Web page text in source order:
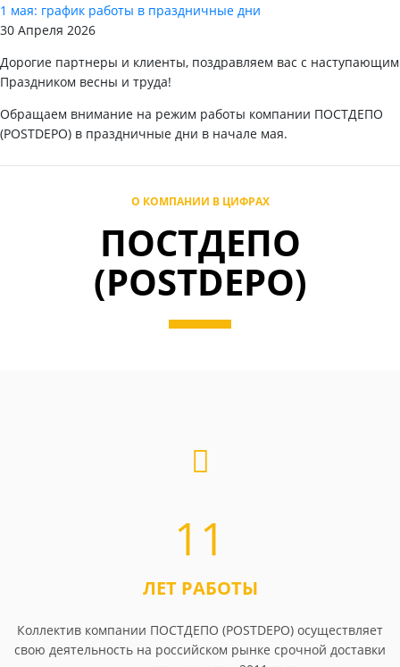
1 мая: график работы в праздничные дни
30 Апреля 2026
Дорогие партнеры и клиенты, поздравляем вас с наступающим
Праздником весны и труда!
Обращаем внимание на режим работы компании ПОСТДЕПО
(POSTDEPO) в праздничные дни в начале мая.
О КОМПАНИИ В ЦИФРАХ
ПОСТДЕПО
(POSTDEPO)
11
ЛЕТ РАБОТЫ
Коллектив компании ПОСТДЕПО (POSTDEPO) осуществляет
свою деятельность на российском рынке срочной доставки